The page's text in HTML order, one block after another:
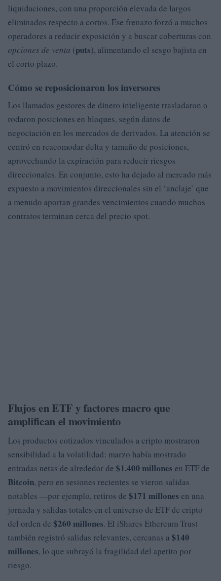
liquidaciones, con una proporción elevada de largos
eliminados respecto a cortos. Ese frenazo forzó a muchos
operadores a reducir exposición y a buscar coberturas con
opciones de venta (puts), alimentando el sesgo bajista en
el corto plazo.
Cómo se reposicionaron los inversores
Los llamados gestores de dinero inteligente trasladaron o
rodaron posiciones en bloques, según datos de
negociación en los mercados de derivados. La atención se
centró en reacomodar delta y tamaño de posiciones,
aprovechando la expiración para reducir riesgos
direccionales. En conjunto, esto ha dejado al mercado más
expuesto a movimientos direccionales sin el ‘anclaje’ que
a menudo aportan grandes vencimientos cuando muchos
contratos terminan cerca del precio spot.
Flujos en ETF y factores macro que
amplifican el movimiento
Los productos cotizados vinculados a cripto mostraron
sensibilidad a la volatilidad: marzo había mostrado
entradas netas de alrededor de $1.400 millones en ETF de
Bitcoin, pero en sesiones recientes se vieron salidas
notables —por ejemplo, retiros de $171 millones en una
jornada y salidas totales en el universo de ETF de cripto
del orden de $260 millones. El iShares Ethereum Trust
también registró salidas relevantes, cercanas a $140
millones, lo que subrayó la fragilidad del apetito por
riesgo.